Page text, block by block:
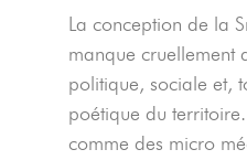
La conception de la
manque cruellement
politique, sociale et,
poétique du
comme des micro